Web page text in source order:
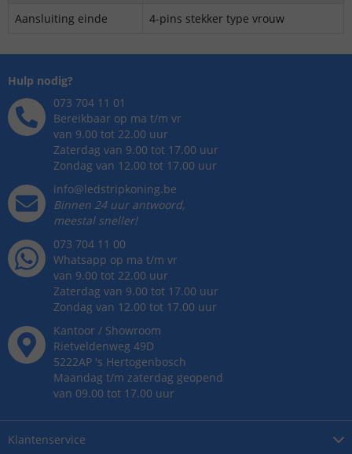
Aansluiting einde
4-pins stekker type vrouw
Klantenservice
Hulp nodig?
073 704 11 01
Bereikbaar op ma t/m vr
van 9.00 tot 22.00 uur
Zaterdag van 9.00 tot 17.00 uur
Zondag van 12.00 tot 17.00 uur
info@ledstripkoning.be
Binnen 24 uur antwoord,
meestal sneller!
073 704 11 00
Whatsapp op ma t/m vr
van 9.00 tot 22.00 uur
Zaterdag van 9.00 tot 17.00 uur
Zondag van 12.00 tot 17.00 uur
Kantoor / Showroom
Rietveldenweg 49D
5222AP 's Hertogenbosch
Maandag t/m zaterdag geopend
van 09.00 tot 17.00 uur